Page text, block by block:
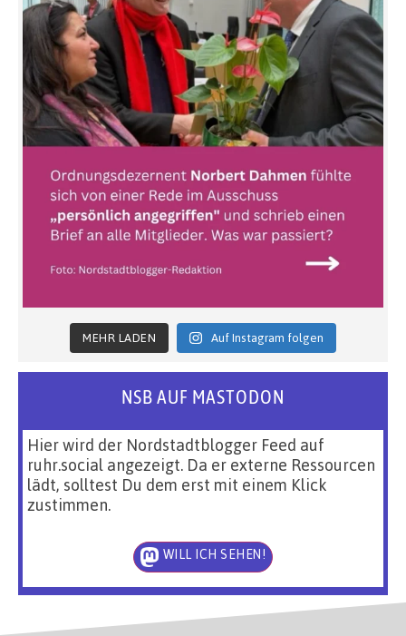
MEHR LADEN Auf Instagram folgen
NSB AUF MASTODON
Hier wird der Nordstadtblogger Feed auf
ruhr.social angezeigt. Da er externe Ressourcen
lädt, solltest Du dem erst mit einem Klick
zustimmen.
WILL ICH SEHEN!